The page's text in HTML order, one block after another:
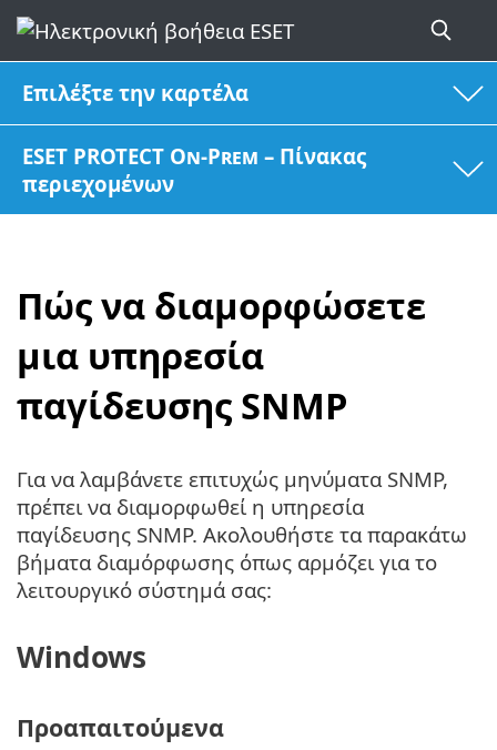
Επιλέξτε την καρτέλα
ESET PROTECT On-Prem – Πίνακας
περιεχομένων
Πώς να διαμορφώσετε
μια υπηρεσία
παγίδευσης SNMP
Για να λαμβάνετε επιτυχώς μηνύματα SNMP,
πρέπει να διαμορφωθεί η υπηρεσία
παγίδευσης SNMP. Ακολουθήστε τα παρακάτω
βήματα διαμόρφωσης όπως αρμόζει για το
λειτουργικό σύστημά σας:
Windows
Προαπαιτούμενα